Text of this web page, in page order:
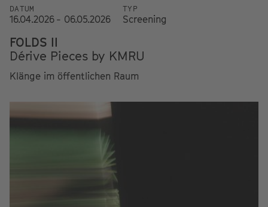
DATUM
16.04.2026 - 06.05.2026
TYP
Screening
FOLDS II
Dérive Pieces by KMRU
Klänge im öffentlichen Raum